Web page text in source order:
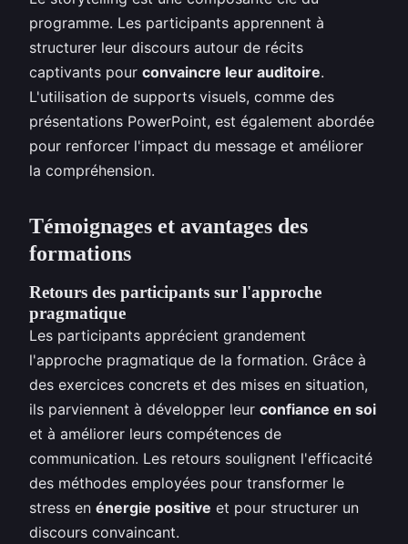
programme. Les participants apprennent à
structurer leur discours autour de récits
captivants pour convaincre leur auditoire.
L'utilisation de supports visuels, comme des
présentations PowerPoint, est également abordée
pour renforcer l'impact du message et améliorer
la compréhension.
Témoignages et avantages des
formations
Retours des participants sur l'approche
pragmatique
Les participants apprécient grandement
l'approche pragmatique de la formation. Grâce à
des exercices concrets et des mises en situation,
ils parviennent à développer leur confiance en soi
et à améliorer leurs compétences de
communication. Les retours soulignent l'efficacité
des méthodes employées pour transformer le
stress en énergie positive et pour structurer un
discours convaincant.